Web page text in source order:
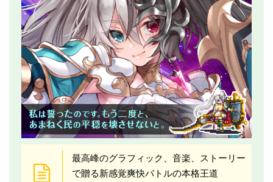
最高峰のグラフィック、音楽、ストーリー
で贈る新感覚爽快バトルの本格王道